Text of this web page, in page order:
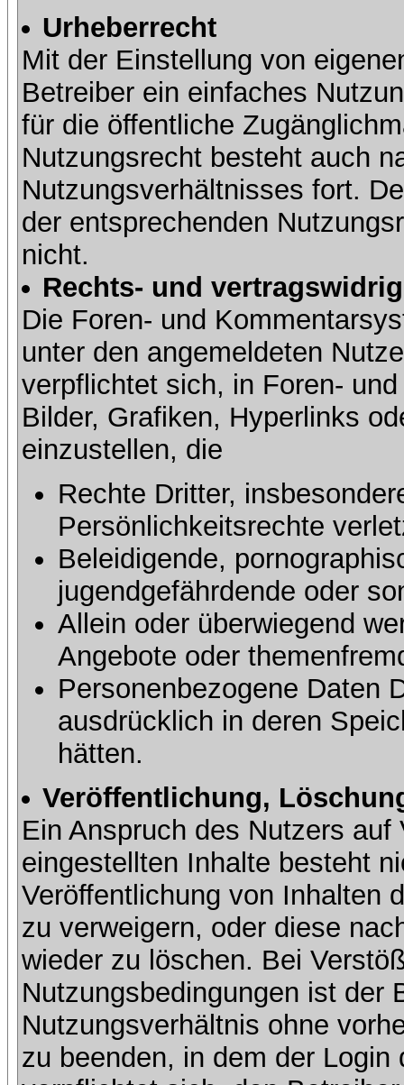
Urheberrecht
Mit der Einstellung von
Betreiber ein einfaches
für die öffentliche
Nutzungsrecht besteht auch
Nutzungsverhältnisses fort.
der entsprechenden
nicht.
Rechts- und
Die Foren- und
unter den angemeldeten
verpflichtet sich, in Foren-
Bilder, Grafiken, Hyperlinks
einzustellen, die
Rechte Dritter,
Persönlichkeitsrechte
Beleidigende,
jugendgefährdende oder
Allein oder überwiegend
Angebote oder
Personenbezogene Daten
ausdrücklich in deren
hätten.
Veröffentlichung,
Ein Anspruch des Nutzers
eingestellten Inhalte besteht
Veröffentlichung von Inhalten
zu verweigern, oder diese
wieder zu löschen. Bei
Nutzungsbedingungen ist der
Nutzungsverhältnis ohne
zu beenden, in dem der